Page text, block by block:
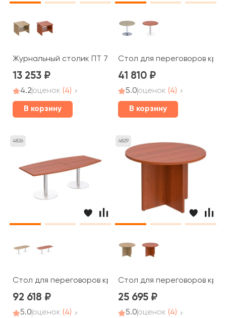
Журнальный столик ПТ 785 Patriot
13 253
4.2оценок (4)
В корзину
Стол для переговоров
41 810
5.0оценок (4)
В корзину
4826
Стол для переговоров круглый на опорах колоннах
92 618
5.0оценок (4)
4829
Стол для переговоров
25 695
5.0оценок (4)